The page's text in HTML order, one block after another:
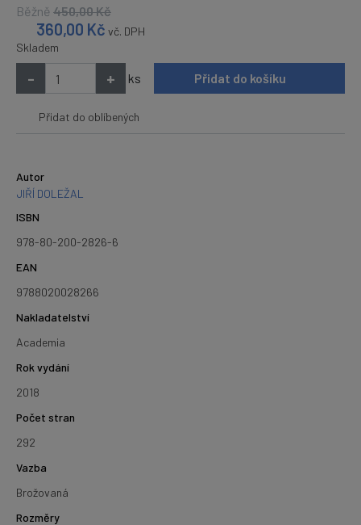
Běžně 450,00Kč
360,00 Kč vč. DPH
Skladem
- + ks Přidat do košíku
Přidat do oblíbených
Autor
JIŘÍ DOLEŽAL
ISBN
978-80-200-2826-6
EAN
9788020028266
Nakladatelství
Academia
Rok vydání
2018
Počet stran
292
Vazba
Brožovaná
Rozměry